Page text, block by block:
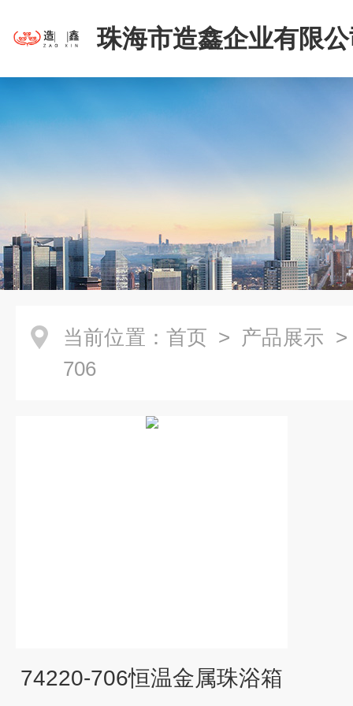
珠海市造鑫企业有限
当前位置： 首页 > 产品展示
706
74220-706恒温金属珠浴箱